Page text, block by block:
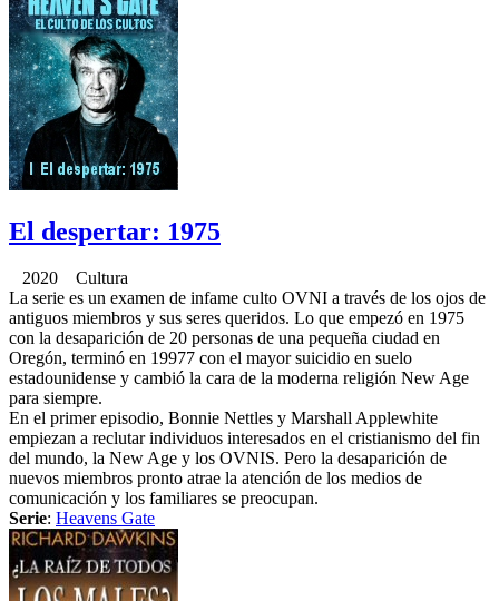
El despertar: 1975
2020 Cultura
La serie es un examen de infame culto OVNI a través de los ojos de
antiguos miembros y sus seres queridos. Lo que empezó en 1975
con la desaparición de 20 personas de una pequeña ciudad en
Oregón, terminó en 19977 con el mayor suicidio en suelo
estadounidense y cambió la cara de la moderna religión New Age
para siempre.
En el primer episodio, Bonnie Nettles y Marshall Applewhite
empiezan a reclutar individuos interesados en el cristianismo del fin
del mundo, la New Age y los OVNIS. Pero la desaparición de
nuevos miembros pronto atrae la atención de los medios de
comunicación y los familiares se preocupan.
Serie: Heavens Gate